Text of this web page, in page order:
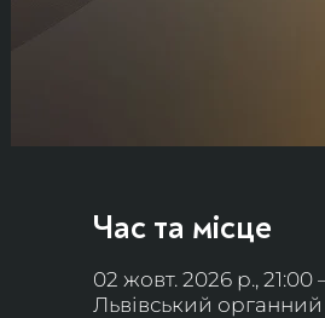
Час та місце
02 жовт. 2026 р., 21:00
Львівський органний